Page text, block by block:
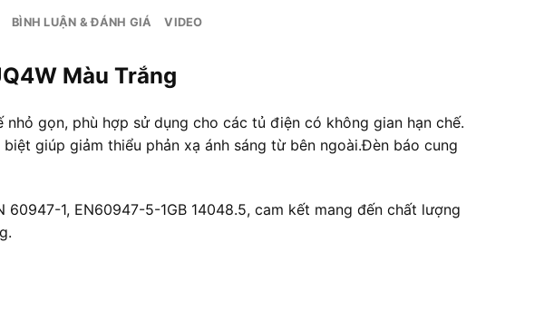
BÌNH LUẬN & ĐÁNH GIÁ VIDEO
Màu Trắng
gọn, phù hợp sử dụng cho các tủ điện có không gian hạn chế.
giúp giảm thiểu phản xạ ánh sáng từ bên ngoài.Đèn báo cung
1, EN60947-5-1GB 14048.5, cam kết mang đến chất lượng